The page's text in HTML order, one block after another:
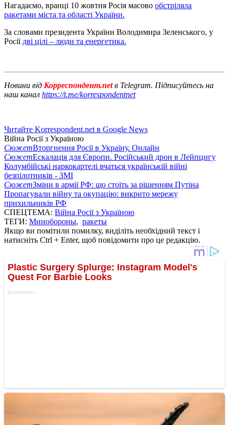
Нагадаємо, вранці 10 жовтня Росія масово обстріляла
ракетами міста та області України.
За словами президента України Володимира Зеленського, у
Росії дві цілі – люди та енергетика.
Новини від Корреспондент.netв Telegram. Підписуйтесь на
наш канал https://t.me/korrespondentnet
Читайте Korrespondent.net в Google News
Війна Росії з Україною
СюжетВторгнення Росії в Україну. Онлайн
СюжетЕскалація для Європи. Російський дрон в Лейпцигу
Колумбійські наркокартелі вчаться українській війні
безпілотників - ЗМІ
СюжетЗміни в армії РФ: що стоїть за рішенням Путіна
Пропагували війну та окупацію: викрито мережу
прихильників РФ
СПЕЦТЕМА: Війна Росії з Україною
ТЕГИ: Минобороны, ракеты
Якщо ви помітили помилку, виділіть необхідний текст і
натисніть Ctrl + Enter, щоб повідомити про це редакцію.